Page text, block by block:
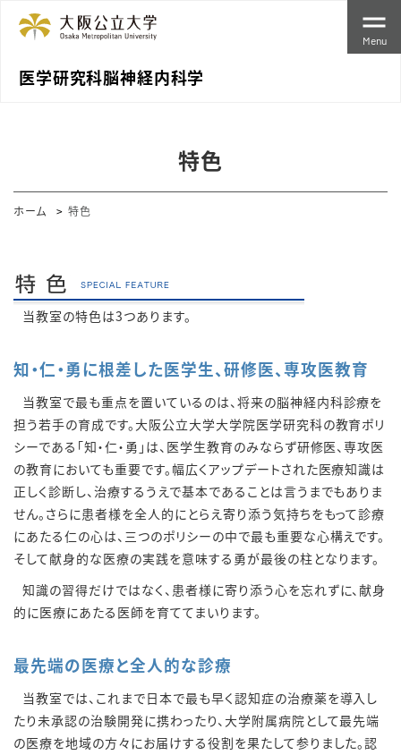
医学研究科脳神経内科学
Menu
特色
ホーム 特色
当教室の特色は3つあります。
知・仁・勇に根差した医学生、研修医、専攻医教育
当教室で最も重点を置いているのは、将来の脳神経内科診療を
担う若手の育成です。大阪公立大学大学院医学研究科の教育ポリ
シーである「知・仁・勇」は、医学生教育のみならず研修医、専攻医
の教育においても重要です。幅広くアップデートされた医療知識は
正しく診断し、治療するうえで基本であることは言うまでもありま
せん。さらに患者様を全人的にとらえ寄り添う気持ちをもって診療
にあたる仁の心は、三つのポリシーの中で最も重要な心構えです。
そして献身的な医療の実践を意味する勇が最後の柱となります。
知識の習得だけではなく、患者様に寄り添う心を忘れずに、献身
的に医療にあたる医師を育ててまいります。
最先端の医療と全人的な診療
当教室では、これまで日本で最も早く認知症の治療薬を導入し
たり未承認の治験開発に携わったり、大学附属病院として最先端
の医療を地域の方々にお届けする役割を果たして参りました。認